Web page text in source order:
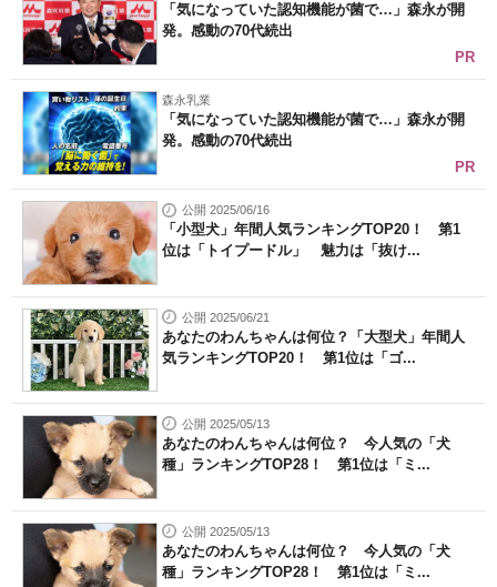
「気になっていた認知機能が菌で…」森永が開
発。感動の70代続出
PR
森永乳業
「気になっていた認知機能が菌で…」森永が開
発。感動の70代続出
PR
公開 2025/06/16
「小型犬」年間人気ランキングTOP20！ 第1
位は「トイプードル」 魅力は「抜け...
公開 2025/06/21
あなたのわんちゃんは何位？「大型犬」年間人
気ランキングTOP20！ 第1位は「ゴ...
公開 2025/05/13
あなたのわんちゃんは何位？ 今人気の「犬
種」ランキングTOP28！ 第1位は「ミ...
公開 2025/05/13
あなたのわんちゃんは何位？ 今人気の「犬
種」ランキングTOP28！ 第1位は「ミ...